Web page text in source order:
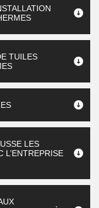
TUILES
LES
L’ENTREPRISE